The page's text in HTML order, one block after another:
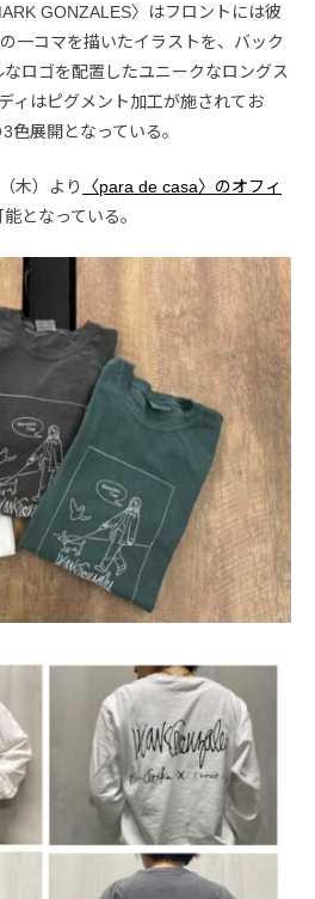
GONZALES〉はフロントには彼
一コマを描いたイラストを、バック
ロゴを配置したユニークなロングス
ィはピグメント加工が施されてお
色展開となっている。
木）より
〈para de casa〉のオフィ
となっている。